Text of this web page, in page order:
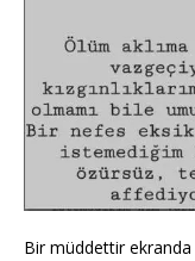
Bir müddettir